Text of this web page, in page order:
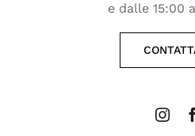
e dalle 15:00